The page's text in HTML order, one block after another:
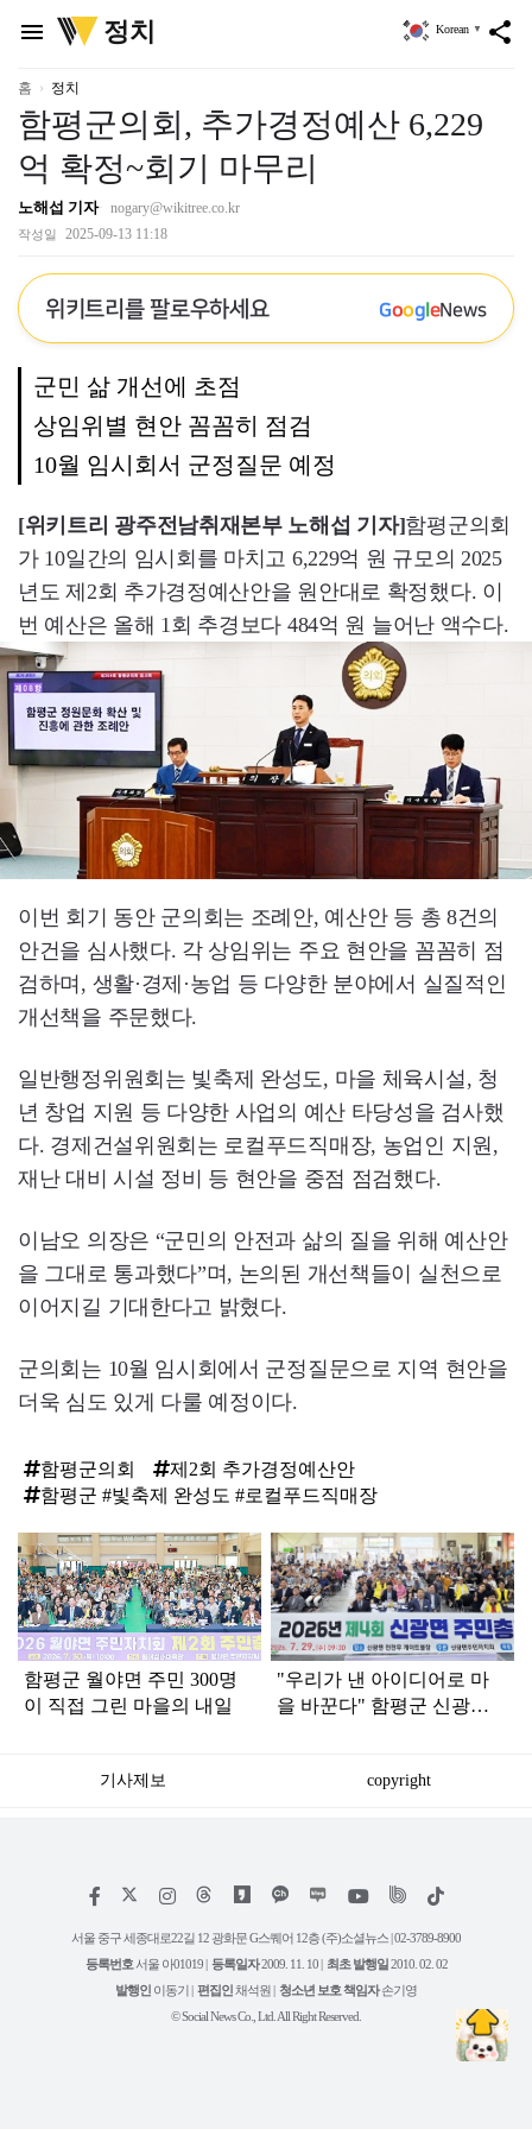
menu
위
키
정치 share
Korean ▼
홈 정치
함평군의회, 추가경정예산 6,229
억 확정~회기 마무리
노해섭 기자 nogary@wikitree.co.kr
작성일 2025-09-13 11:18
위키트리를 팔로우하세요 GoogleNews
군민 삶 개선에 초점
상임위별 현안 꼼꼼히 점검
10월 임시회서 군정질문 예정
[위키트리 광주전남취재본부 노해섭 기자]함평군의회
가 10일간의 임시회를 마치고 6,229억 원 규모의 2025
년도 제2회 추가경정예산안을 원안대로 확정했다. 이
번 예산은 올해 1회 추경보다 484억 원 늘어난 액수다.
이번 회기 동안 군의회는 조례안, 예산안 등 총 8건의
안건을 심사했다. 각 상임위는 주요 현안을 꼼꼼히 점
검하며, 생활·경제·농업 등 다양한 분야에서 실질적인
개선책을 주문했다.
일반행정위원회는 빛축제 완성도, 마을 체육시설, 청
년 창업 지원 등 다양한 사업의 예산 타당성을 검사했
다. 경제건설위원회는 로컬푸드직매장, 농업인 지원,
재난 대비 시설 정비 등 현안을 중점 점검했다.
이남오 의장은 “군민의 안전과 삶의 질을 위해 예산안
을 그대로 통과했다”며, 논의된 개선책들이 실천으로
이어지길 기대한다고 밝혔다.
군의회는 10월 임시회에서 군정질문으로 지역 현안을
더욱 심도 있게 다룰 예정이다.
함평군의회
제2회 추가경정예산안
함평군 #빛축제 완성도 #로컬푸드직매장
탑
라
인
함평군 월야면 주민 300명
이 직접 그린 마을의 내일
"우리가 낸 아이디어로 마
을 바꾼다" 함평군 신광면
기사제보 copyright
페
스
인
타
램
위
트
유
튜
틱
서울 중구 세종대로22길 12 광화문 G스퀘어 12층 (주)소셜뉴스 | 02-3789-8900
등록번호 서울 아01019 | 등록일자2009. 11. 10 | 최초 발행일2010. 02. 02
발행인 이동기 | 편집인채석원 | 청소년 보호 책임자손기영
© Social News Co., Ltd. All Right Reserved.